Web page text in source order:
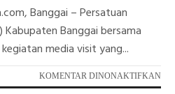
Banggai – Persatuan
Banggai bersama
media visit yang...
KOMENTAR DINONAKTIFKAN